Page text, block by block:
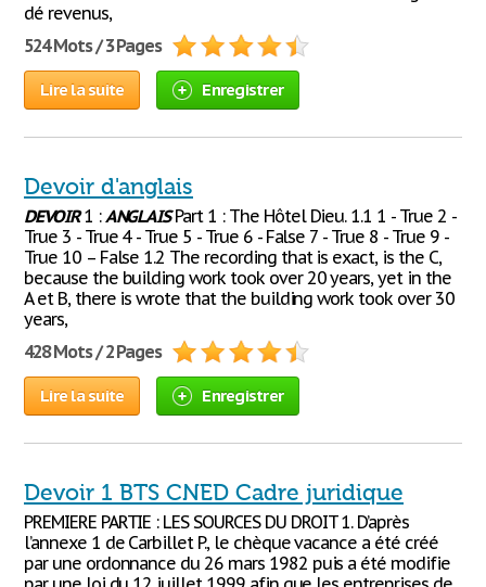
dé revenus,
524 Mots / 3 Pages
Lire la suite Enregistrer
Devoir d'anglais
DEVOIR1 :ANGLAISPart 1 : The Hôtel Dieu. 1.1 1 - True 2 -
True 3 - True 4 - True 5 - True 6 - False 7 - True 8 - True 9 -
True 10 – False 1.2 The recording that is exact, is the C,
because the building work took over 20 years, yet in the
A et B, there is wrote that the building work took over 30
years,
428 Mots / 2 Pages
Lire la suite Enregistrer
Devoir 1 BTS CNED Cadre juridique
PREMIERE PARTIE : LES SOURCES DU DROIT 1. D’après
l’annexe 1 de Carbillet P., le chèque vacance a été créé
par une ordonnance du 26 mars 1982 puis a été modifie